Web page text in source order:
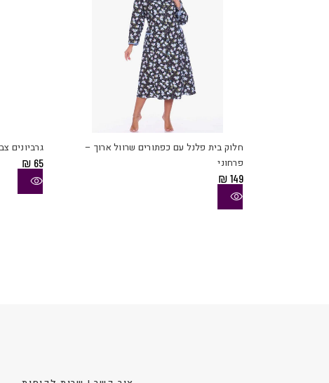
גרביונים צבע גוף 120
₪ 65
מספר
סוגים.
ניתן
חלוק בית פלנל עם כפתורים שרוול ארוך –
פרחוני
₪ 149